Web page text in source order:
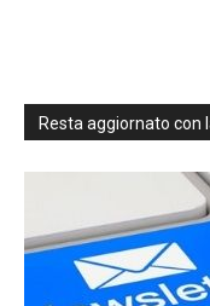
Resta aggiornato con